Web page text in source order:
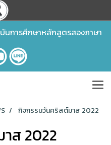
นการศึกษาหลักสูตรสองภาษา
กิจกรรมวันคริสต์มาส 2022
ส 2022